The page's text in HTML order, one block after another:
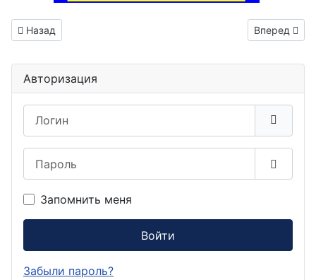
Предыдущий: Инженер по тестированию вакансия
Назад Следующий:
Вперед
Авторизация
Запомнить меня
Войти
Забыли пароль?